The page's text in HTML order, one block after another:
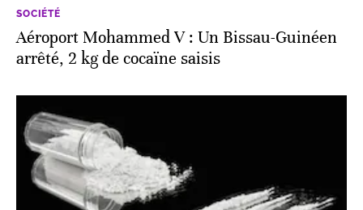
SOCIÉTÉ
Aéroport Mohammed V : Un Bissau-Guinéen
arrêté, 2 kg de cocaïne saisis